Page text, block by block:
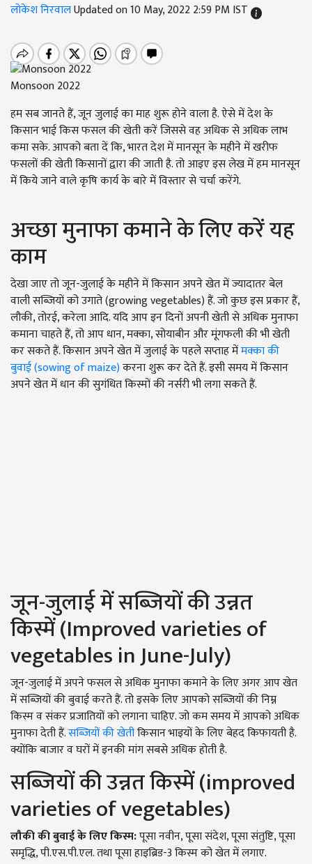
लोकेश निरवालUpdated on 10 May, 2022 2:59 PM IST
Monsoon 2022
हम सब जानते हैं, जून जुलाई का माह शुरू होने वाला है. ऐसे में देश के
किसान भाई किस फसल की खेती करें जिससे वह अधिक से अधिक लाभ
कमा सके. आपको बता दें कि, भारत देश में मानसून के महीने में खरीफ
फसलों की खेती किसानों द्वारा की जाती है. तो आइए इस लेख में हम मानसून
में किये जाने वाले कृषि कार्य के बारे में विस्तार से चर्चा करेंगे.
अच्छा मुनाफा कमाने के लिए करें यह
काम
देखा जाए तो जून-जुलाई के महीने में किसान अपने खेत में ज्यादातर बेल
वाली सब्जियों को उगाते (growing vegetables) हैं. जो कुछ इस प्रकार हैं,
लौकी, तोरई, करेला आदि. यदि आप इन दिनों अपनी खेती से अधिक मुनाफा
कमाना चाहते हैं, तो आप धान, मक्का, सोयाबीन और मूंगफली की भी खेती
कर सकते हैं. किसान अपने खेत में जुलाई के पहले सप्ताह मेंमक्का की
बुवाई (sowing of maize)करना शुरू कर देते हैं. इसी समय में किसान
अपने खेत में धान की सुगंधित किस्मों की नर्सरी भी लगा सकते हैं.
जून-जुलाई में सब्जियों की उन्नत
किस्में (Improved varieties of
vegetables in June-July)
जून-जुलाई में अपने फसल से अधिक मुनाफा कमाने के लिए अगर आप खेत
में सब्जियों की बुवाई करते हैं. तो इसके लिए आपको सब्जियों की निम्न
किस्म व संकर प्रजातियों को लगाना चाहिए. जो कम समय में आपको अधिक
मुनाफा देती हैं.सब्जियों की खेतीकिसान भाइयों के लिए बेहद किफायती है.
क्योंकि बाजार व घरों में इनकी मांग सबसे अधिक होती है.
सब्जियों की उन्नत किस्में (improved
varieties of vegetables)
लौकी की बुवाई के लिए किस्म:पूसा नवीन, पूसा संदेश, पूसा संतुष्टि, पूसा
समृद्धि, पी.एस.पी.एल. तथा पूसा हाइब्रिड-3 किस्म को खेत में लगाए.